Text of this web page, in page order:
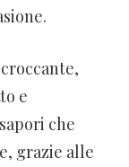
e
che
grazie alle